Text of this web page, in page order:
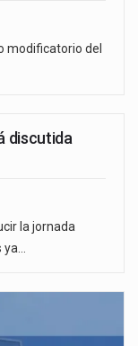
modificatorio del
discutida
la jornada